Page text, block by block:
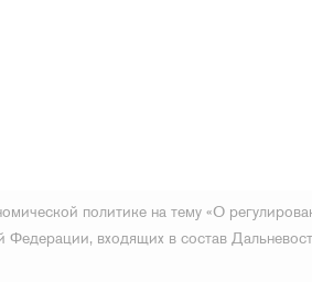
политике на тему «О
Федерации, входящих в состав